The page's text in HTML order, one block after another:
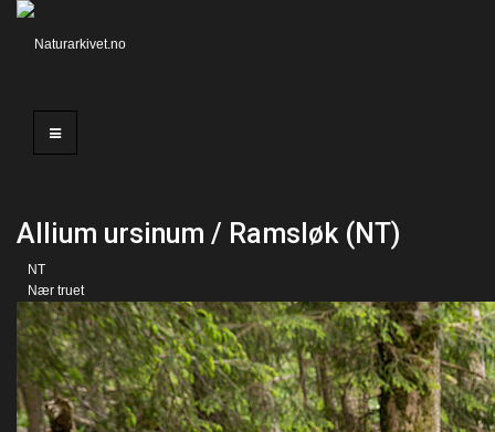
Allium ursinum / Ramsløk (NT)
NT
Nær truet